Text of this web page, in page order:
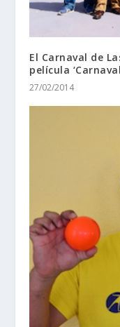
El Carnaval de
película
27/02/2014